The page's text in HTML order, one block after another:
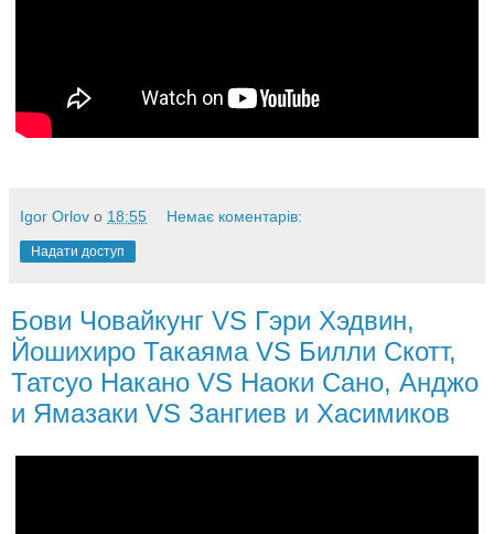
Igor Orlov о 18:55 Немає коментарів:
Надати доступ
Бови Човайкунг VS Гэри Хэдвин,
Йошихиро Такаяма VS Билли Скотт,
Татсуо Накано VS Наоки Сано, Анджо
и Ямазаки VS Зангиев и Хасимиков